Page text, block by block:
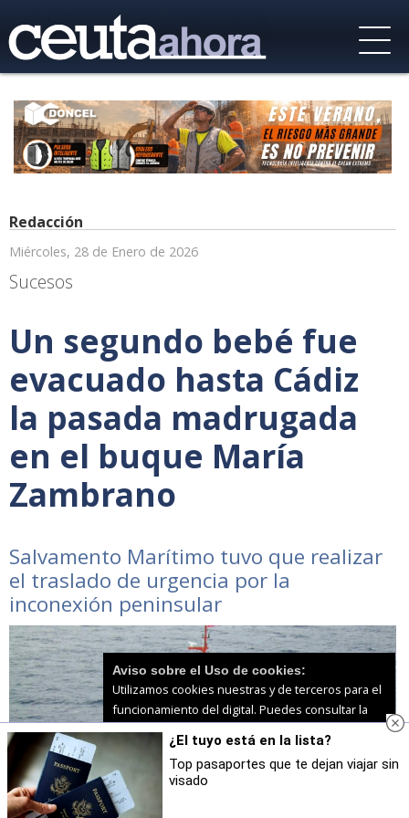
Redacción
Miércoles, 28 de Enero de 2026
Sucesos
Un segundo bebé fue
evacuado hasta Cádiz
la pasada madrugada
en el buque María
Zambrano
Salvamento Marítimo tuvo que realizar
el traslado de urgencia por la
inconexión peninsular
¿El tuyo está en la lista?
Top pasaportes que te dejan viajar sin
visado
Aviso sobre el Uso de cookies:
Utilizamos cookies nuestras y de terceros para el
funcionamiento del digital. Puedes consultar la
lista de cookies y como desconectarlas.
nuestra Política de Privacidad y Cookies
Aceptar Cookies